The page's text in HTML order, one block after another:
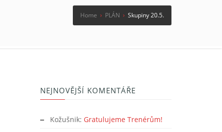
Home › PLÁN › Skupiny 20.5.
NEJNOVĚJŠÍ KOMENTÁŘE
Kožušnik: Gratulujeme Trenérům!